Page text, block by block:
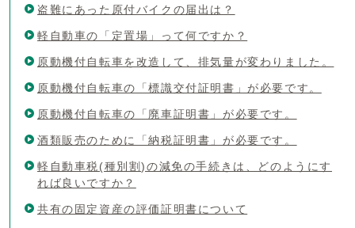
盗難にあった原付バイクの届出は？
軽自動車の「定置場」って何ですか？
原動機付自転車を改造して、排気量が変わりました。
原動機付自転車の「標識交付証明書」が必要です。
原動機付自転車の「廃車証明書」が必要です。
酒類販売のために「納税証明書」が必要です。
軽自動車税(種別割)の減免の手続きは、どのようにす
れば良いですか？
共有の固定資産の評価証明書について